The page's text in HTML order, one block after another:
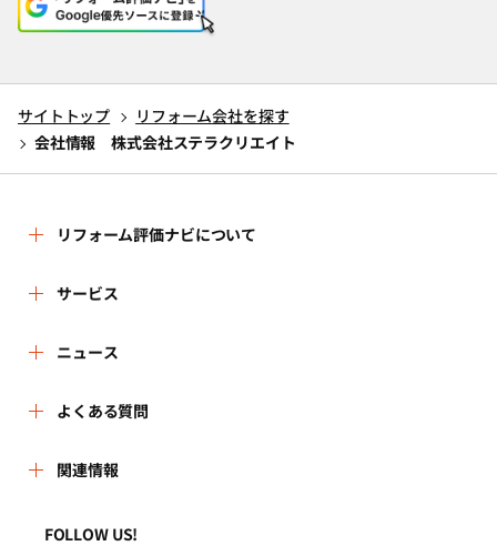
サイトトップ
リフォーム会社を探す
会社情報 株式会社ステラクリエイト
リフォーム評価ナビについて
リフォーム評価ナビとは
運営体制
はじめての方へ
事務局へのお問い合せ
サービス
リフォーム会社を探す
リフォーム事例を見る
リフォームを相談する
リフォームを学ぶ
ニュース
新着情報
講習会・セミナー
連携機関・企業・団体トピックス
よくある質問
よくある質問
利用規約
関連情報
一般財団法人住まいづくりナビセンター
FOLLOW US!